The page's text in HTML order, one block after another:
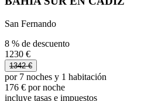
San Fernando
8 % de descuento
1230 €
1342 €
por 7 noches y 1 habitación
176 € por noche
incluye tasas e impuestos